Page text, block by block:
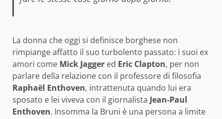
La donna che oggi si definisce borghese non
rimpiange affatto il suo turbolento passato: i suoi ex
amori come Mick Jagger ed Eric Clapton, per non
parlare della relazione con il professore di filosofia
Raphaël Enthoven, intrattenuta quando lui era
sposato e lei viveva con il giornalista Jean-Paul
Enthoven. Insomma la Bruni è una persona a limite